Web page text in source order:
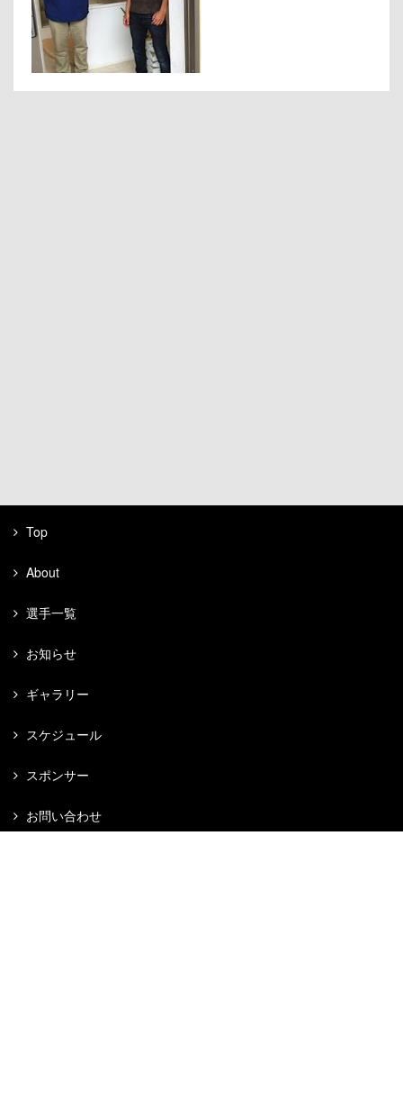
Top
About
選手一覧
お知らせ
ギャラリー
スケジュール
スポンサー
お問い合わせ